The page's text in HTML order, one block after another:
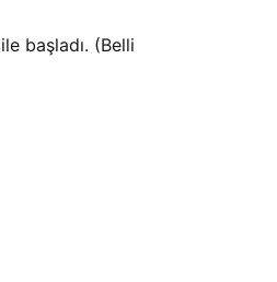
başladı. (Belli